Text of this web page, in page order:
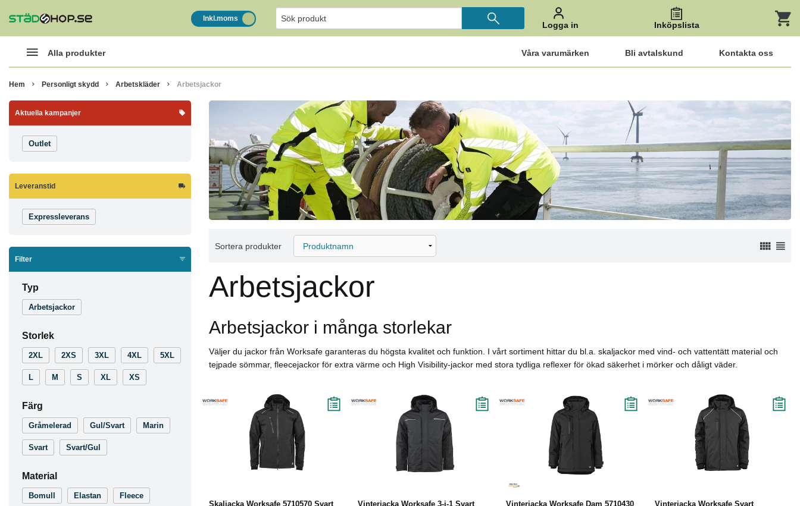
Inkl.moms
Logga in Inköpslista
Alla produkter Våra varumärken Bli avtalskund Kontakta oss
Hem Personligt skydd Arbetskläder Arbetsjackor
Aktuella kampanjer
Outlet
Leveranstid
Expressleverans
Filter
Typ
Arbetsjackor
Storlek
2XL 2XS 3XL 4XL 5XL
L M S XL XS
Färg
Gråmelerad Gul/Svart Marin
Svart Svart/Gul
Material
Bomull Elastan Fleece
Sortera produkter
Arbetsjackor
Arbetsjackor i många storlekar
Väljer du jackor från Worksafe garanteras du högsta kvalitet och funktion. I vårt sortiment hittar du bl.a. skaljackor med vind- och vattentätt material och
tejpade sömmar, fleecejackor för extra värme och High Visibility-jackor med stora tydliga reflexer för ökad säkerhet i mörker och dåligt väder.
Skaljacka Worksafe 5710570 Svart
Läs mer
Vinterjacka Worksafe 3-i-1 Svart
Läs mer
Vinterjacka Worksafe Dam 5710430
Läs mer
Vinterjacka Worksafe Svart
Läs mer